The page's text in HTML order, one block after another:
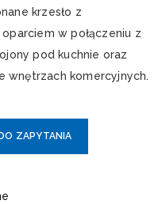
krzesło z
w połączeniu z
pod kuchnie oraz
wnętrzach komercyjnych.
ZAPYTANIA